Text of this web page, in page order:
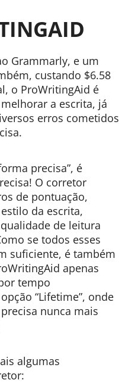
Grammarly, e um
custando $6.58
o ProWritingAid é
a escrita, já
erros cometidos
precisa”, é
O corretor
de pontuação,
da escrita,
de leitura
se todos esses
suficiente, é também
apenas
tempo
“Lifetime”, onde
nunca mais
algumas